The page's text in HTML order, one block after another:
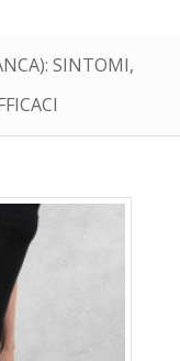
SINTOMI,